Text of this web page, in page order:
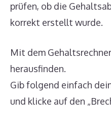
prüfen, ob die
korrekt erstellt wurde.
Mit dem
herausfinden.
Gib folgend einfach
und klicke auf den